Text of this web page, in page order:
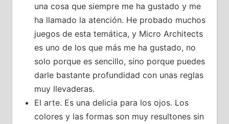
una cosa que siempre me ha gustado y me
ha llamado la atención. He probado muchos
juegos de esta temática, y Micro Architects
es uno de los que más me ha gustado, no
solo porque es sencillo, sino porque puedes
darle bastante profundidad con unas reglas
muy llevaderas.
El arte. Es una delicia para los ojos. Los
colores y las formas son muy resultones sin